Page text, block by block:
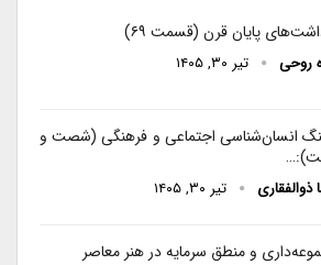
پایان قرن (قسمت ۶۹)
روحی تیر ۳۰, ۱۴۰۵
انسان‌شناسی اجتماعی و فرهنگی (شصت و
تیر ۳۰, ۱۴۰۵
و منطق سرمایه در هنر معاصر